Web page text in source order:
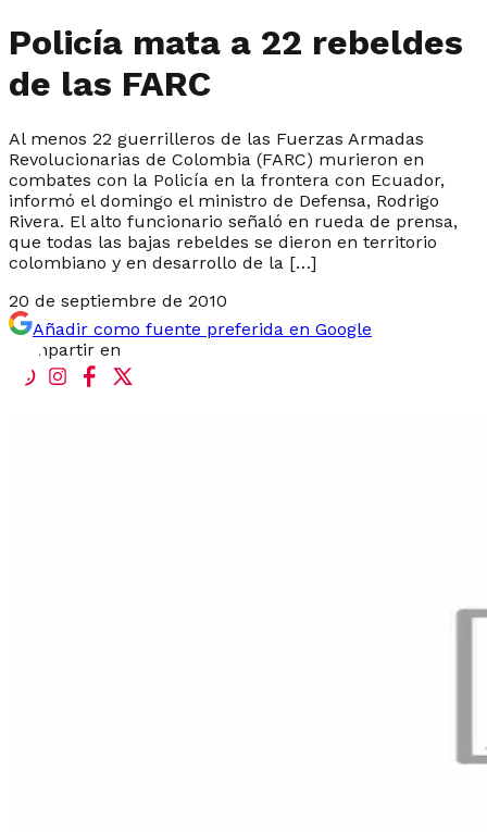
Policía mata a 22 rebeldes
de las FARC
Al menos 22 guerrilleros de las Fuerzas Armadas
Revolucionarias de Colombia (FARC) murieron en
combates con la Policía en la frontera con Ecuador,
informó el domingo el ministro de Defensa, Rodrigo
Rivera. El alto funcionario señaló en rueda de prensa,
que todas las bajas rebeldes se dieron en territorio
colombiano y en desarrollo de la […]
20 de septiembre de 2010
Añadir como fuente preferida en Google
Compartir en